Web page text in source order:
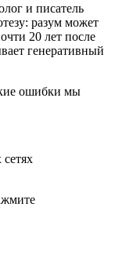
и писатель
разум может
20 лет после
генеративный
ошибки мы